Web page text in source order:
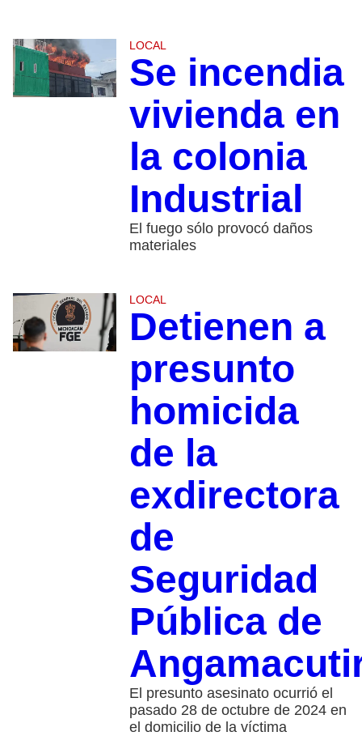
LOCAL
Se incendia
vivienda en
la colonia
Industrial
El fuego sólo provocó daños
materiales
LOCAL
Detienen a
presunto
homicida
de la
exdirectora
de
Seguridad
Pública de
El presunto asesinato ocurrió el
pasado 28 de octubre de 2024 en
el domicilio de la víctima